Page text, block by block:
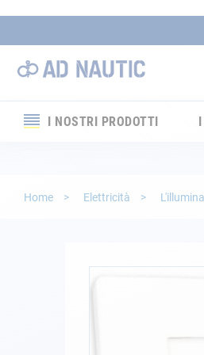
I NOSTRI PRODOTTI
Elettricità
Home Elettricità